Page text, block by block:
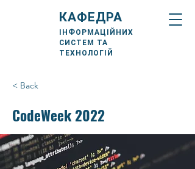
КАФЕДРА
ІНФОРМАЦІЙНИХ
СИСТЕМ ТА
ТЕХНОЛОГІЙ
< Back
CodeWeek 2022